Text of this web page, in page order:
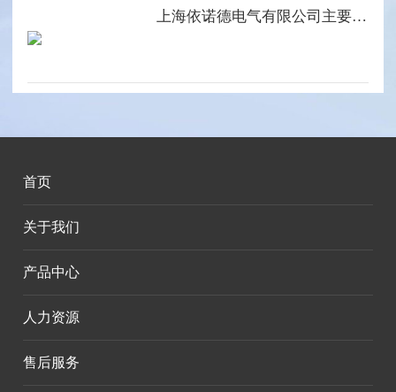
上海依诺德电气有限公司主要产品系列
首页
关于我们
产品中心
人力资源
售后服务